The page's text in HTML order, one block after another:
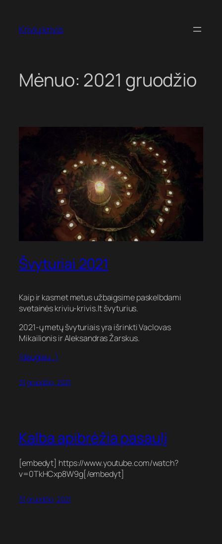
turinioKrivių krivis
Mėnuo: 2021 gruodžio
Švyturiai 2021
Kaip ir kasmet metus užbaigsime paskelbdami
svetainės kriviu-krivis.lt švyturius.
2021-ų metų švyturiais yra išrinkti Vaclovas
Mikailionis ir Aleksandras Žarskus.
(daugiau…)
31 gruodžio, 2021
Kalba apibrėžia pasaulį
[embedyt] https://www.youtube.com/watch?
v=0TkHCxp8W9g[/embedyt]
31 gruodžio, 2021